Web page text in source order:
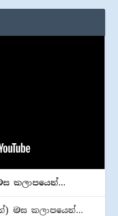
කලාපයෙන්…
මස කලාපයෙන්…